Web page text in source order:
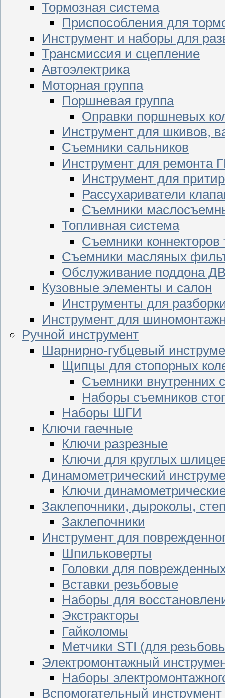
Тормозная система
Приспособления для
Инструмент и наборы для
Трансмиссия и сцепление
Автоэлектрика
Моторная группа
Поршневая группа
Оправки поршневых
Инструмент для шкивов,
Съемники сальников
Инструмент для ремонта
Инструмент для
Рассухариватели
Съемники
Топливная система
Съемники
Съемники масляных
Обслуживание поддона
Кузовные элементы и салон
Инструменты для
Инструмент для
Ручной инструмент
Шарнирно-губцевый
Щипцы для стопорных
Съемники внутренних
Наборы съемников
Наборы ШГИ
Ключи гаечные
Ключи разрезные
Ключи для круглых
Динамометрический
Ключи
Заклепочники, дыроколы,
Заклепочники
Инструмент для
Шпильковерты
Головки для
Вставки резьбовые
Наборы для
Экстракторы
Гайколомы
Метчики STI (для
Электромонтажный
Наборы
Вспомогательный инструмент